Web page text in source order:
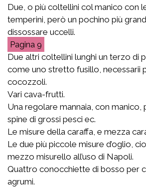
Due, o più coltellini col manico con
temperini, però un pochino più
dissossare uccelli.
9
Due altri coltellini lunghi un terzo di
come uno stretto fusillo, necessarii
cocozzoli.
Vari cava-frutti.
Una regolare mannaia, con manico,
spine di grossi pesci ec.
Le misure della caraffa, e mezza
Le due più piccole misure d’oglio,
mezzo misurello all’uso di Napoli.
Quattro conocchiette di bosso per
agrumi.